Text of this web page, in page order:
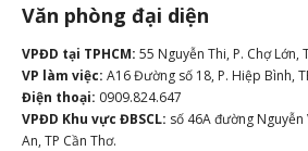
Văn phòng đại diện
VPĐD tại TPHCM: 55 Nguyễn Thi, P. Chợ Lớn,
VP làm việc: A16 Đường số 18, P. Hiệp Bình,
Điện thoại: 0909.824.647
VPĐD Khu vực ĐBSCL: số 46A đường
An, TP Cần Thơ.